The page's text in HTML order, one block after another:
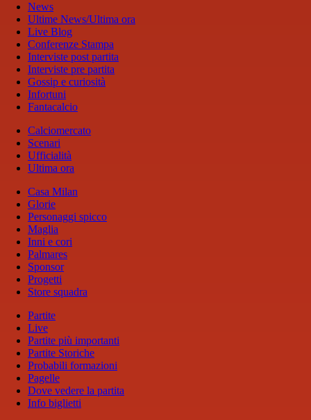
News
Ultime News/Ultima ora
Live Blog
Conferenze Stampa
Interviste post partita
Interviste pre partita
Gossip e curiosità
Infortuni
Fantacalcio
Calciomercato
Scenari
Ufficialità
Ultima ora
Casa Milan
Glorie
Personaggi spicco
Maglia
Inni e cori
Palmares
Sponsor
Progetti
Store squadra
Partite
Live
Partite più importanti
Partite Storiche
Probabili formazioni
Pagelle
Dove vedere la partita
Info biglietti